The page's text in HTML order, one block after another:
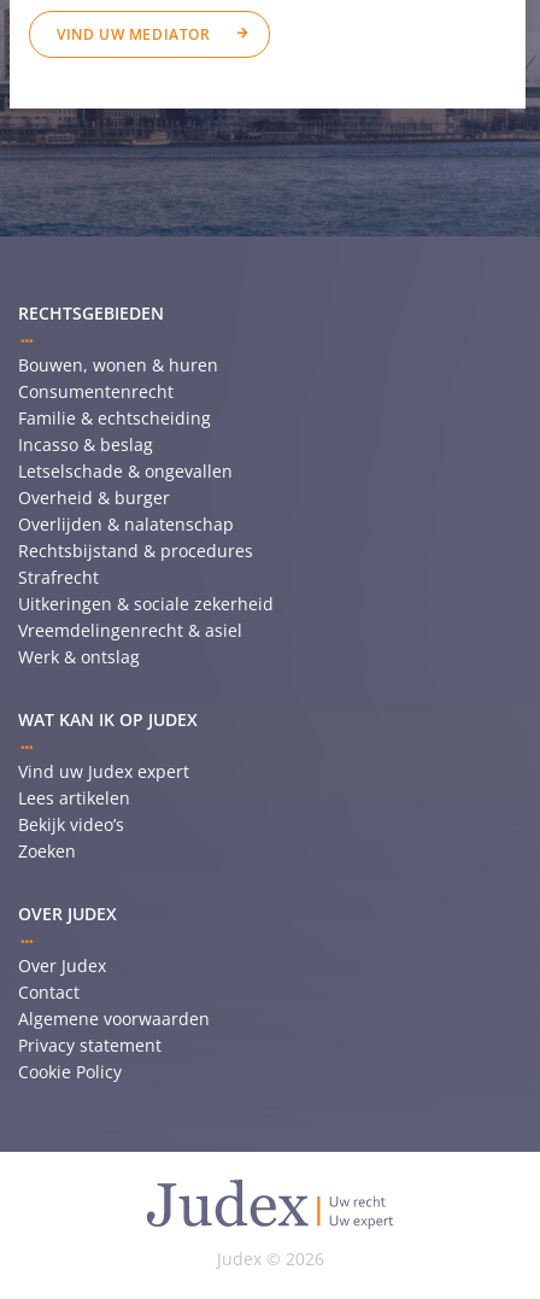
VIND UW MEDIATOR
RECHTSGEBIEDEN
Bouwen, wonen & huren
Consumentenrecht
Familie & echtscheiding
Incasso & beslag
Letselschade & ongevallen
Overheid & burger
Overlijden & nalatenschap
Rechtsbijstand & procedures
Strafrecht
Uitkeringen & sociale zekerheid
Vreemdelingenrecht & asiel
Werk & ontslag
WAT KAN IK OP JUDEX
Vind uw Judex expert
Lees artikelen
Bekijk video’s
Zoeken
OVER JUDEX
Over Judex
Contact
Algemene voorwaarden
Privacy statement
Cookie Policy
Judex © 2026